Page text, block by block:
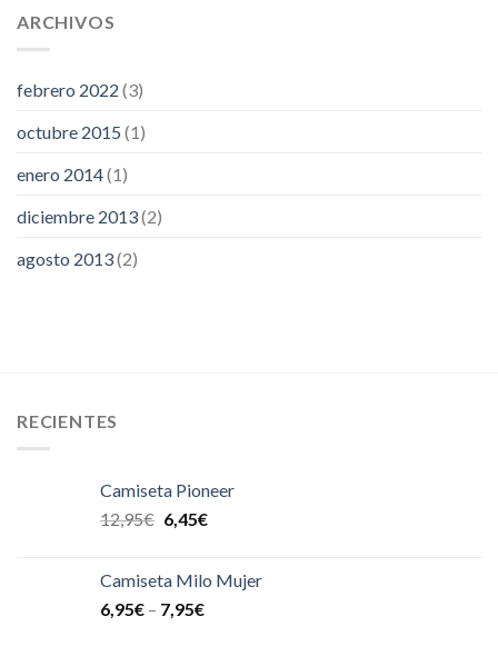
ARCHIVOS
febrero 2022 (3)
octubre 2015 (1)
enero 2014(1)
diciembre 2013(2)
agosto 2013(2)
RECIENTES
Camiseta Pioneer
12,95€ 6,45€
Camiseta Milo Mujer
6,95€ – 7,95€